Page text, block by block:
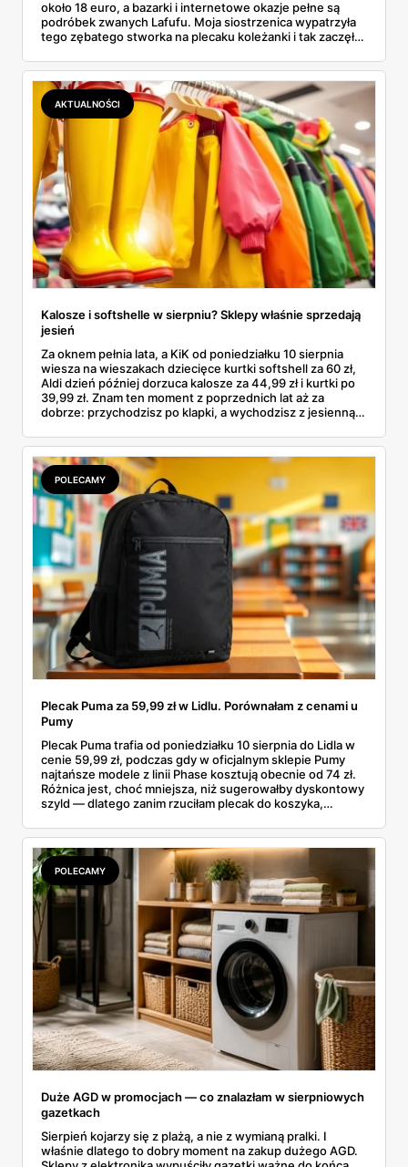
około 18 euro, a bazarki i internetowe okazje pełne są
podróbek zwanych Lafufu. Moja siostrzenica wypatrzyła
tego zębatego stworka na plecaku koleżanki i tak zaczęło
kosztuje i po czym poznać, że sprzedawca nie wciska nam
podróbki. Spisałam wszystko, czego się dowiedziałam —
łącznie z jedną wpadką, o której za chwilę.
AKTUALNOŚCI
Kalosze i softshelle w sierpniu? Sklepy właśnie sprzedają
jesień
Za oknem pełnia lata, a KiK od poniedziałku 10 sierpnia
wiesza na wieszakach dziecięce kurtki softshell za 60 zł,
Aldi dzień później dorzuca kalosze za 44,99 zł i kurtki po
39,99 zł. Znam ten moment z poprzednich lat aż za
dobrze: przychodzisz po klapki, a wychodzisz z jesienną
pojawi się w gazetkach w przyszłym tygodniu i czy jest
sens kupować jesień, zanim skończą się wakacje.
POLECAMY
Plecak Puma za 59,99 zł w Lidlu. Porównałam z cenami u
Pumy
Plecak Puma trafia od poniedziałku 10 sierpnia do Lidla w
cenie 59,99 zł, podczas gdy w oficjalnym sklepie Pumy
najtańsze modele z linii Phase kosztują obecnie od 74 zł.
Różnica jest, choć mniejsza, niż sugerowałby dyskontowy
szyld — dlatego zanim rzuciłam plecak do koszyka,
rozpiska: co dokładnie sprzedaje Lidl, ile kosztują
odpowiedniki u producenta i komu ten zakup naprawdę
się opłaci.
POLECAMY
Duże AGD w promocjach — co znalazłam w sierpniowych
gazetkach
Sierpień kojarzy się z plażą, a nie z wymianą pralki. I
właśnie dlatego to dobry moment na zakup dużego AGD.